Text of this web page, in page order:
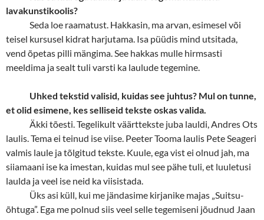
lavakunstikoolis?
Seda loe raamatust. Hakkasin, ma arvan, esimesel või
teisel kursusel kidrat harjutama. Isa püüdis mind utsitada,
vend õpetas pilli mängima. See hakkas mulle hirmsasti
meeldima ja sealt tuli varsti ka laulude tegemine.
Uhked tekstid valisid, kuidas see juhtus? Mul on tunne,
et olid esimene, kes selliseid tekste oskas valida.
Äkki tõesti. Tegelikult väärttekste juba lauldi, Andres Ots
laulis. Tema ei teinud ise viise. Peeter Tooma laulis Pete Seageri
valmis laule ja tõlgitud tekste. Kuule, ega vist ei olnud jah, ma
siiamaani ise ka imestan, kuidas mul see pähe tuli, et luuletusi
laulda ja veel ise neid ka viisistada.
Üks asi küll, kui me jändasime kirjanike majas „Suitsu-
õhtuga”. Ega me polnud siis veel selle tegemiseni jõudnud Jaan